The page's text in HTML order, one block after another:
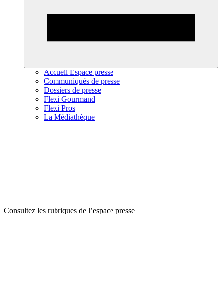
Accueil Espace presse
Communiqués de presse
Dossiers de presse
Flexi Gourmand
Flexi Pros
La Médiathèque
Consultez les rubriques de l’espace presse